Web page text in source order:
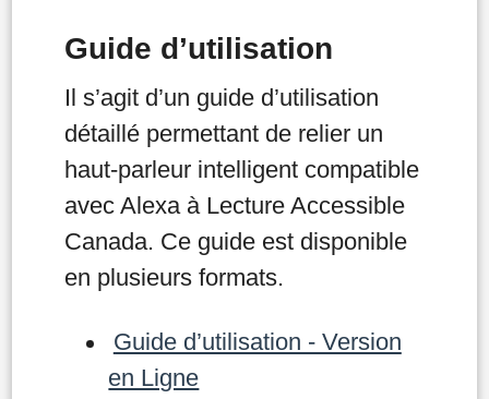
Guide d’utilisation
Il s’agit d’un guide d’utilisation
détaillé permettant de relier un
haut-parleur intelligent compatible
avec Alexa à Lecture Accessible
Canada. Ce guide est disponible
en plusieurs formats.
Guide d’utilisation - Version
en Ligne